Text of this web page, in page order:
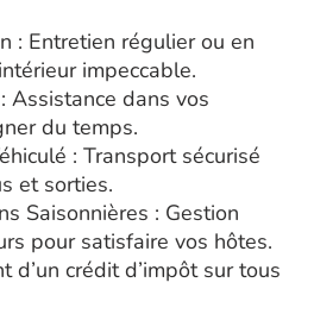
: Entretien régulier ou en
impeccable.
Assistance dans vos
du temps.
: Transport sécurisé
et sorties.
Saisonnières : Gestion
pour satisfaire vos hôtes.
d’un crédit d’impôt sur tous